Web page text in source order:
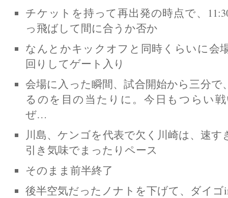
チケットを持って再出発の時点で、
っ飛ばして間に合うか否か
なんとかキックオフと同時くらいに会
回りしてゲート入り
会場に入った瞬間、試合開始から三分で
るのを目の当たりに。今日もつらい
ぜ…
川島、ケンゴを代表で欠く川崎は、速す
引き気味でまったりペース
そのまま前半終了
後半空気だったノナトを下げて、ダイ